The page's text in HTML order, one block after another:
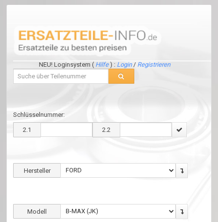
NEU! Loginsystem ( Hilfe) : Login/ Registrieren
Schlüsselnummer:
2.1 2.2
Hersteller
Modell